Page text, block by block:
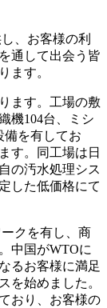
、お客様の利
通して出会う皆
ます。
ます。工場の敷
機104台、ミシ
備を有してお
す。同工場は日
の汚水処理シス
した低価格にて
クを有し、商
中国がWTOに
るお客様に満足
を始めました。
おり、お客様の